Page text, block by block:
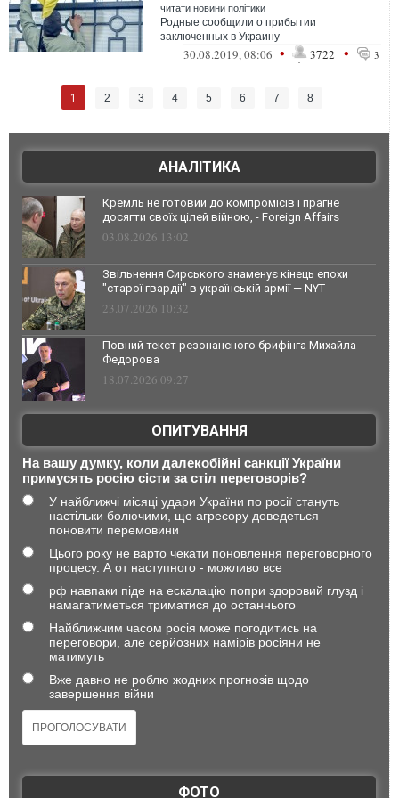
читати новини політики
Родные сообщили о прибытии
заключенных в Украину
30.08.2019, 08:06 • 3722 • 3
1 2 3 4 5 6 7 8
АНАЛІТИКА
Кремль не готовий до компромісів і прагне
досягти своїх цілей війною, - Foreign Affairs
03.08.2026 13:02
Звільнення Сирського знаменує кінець епохи
"старої гвардії" в українській армії — NYT
23.07.2026 10:32
Повний текст резонансного брифінга Михайла
Федорова
18.07.2026 09:27
ОПИТУВАННЯ
На вашу думку, коли далекобійні санкції України
примусять росію сісти за стіл переговорів?
У найближчі місяці удари України по росії стануть
настільки болючими, що агресору доведеться
поновити перемовини
Цього року не варто чекати поновлення переговорного
процесу. А от наступного - можливо все
рф навпаки піде на ескалацію попри здоровий глузд і
намагатиметься триматися до останнього
Найближчим часом росія може погодитись на
переговори, але серйозних намірів росіяни не
матимуть
Вже давно не роблю жодних прогнозів щодо
завершення війни
ФОТО